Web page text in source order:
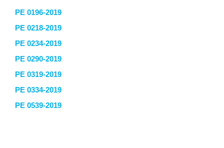
PE 0196-2019
PE 0218-2019
PE 0234-2019
PE 0290-2019
PE 0319-2019
PE 0334-2019
PE 0539-2019